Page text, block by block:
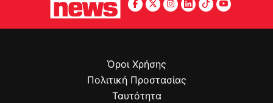
Όροι Χρήσης
Πολιτική Προστασίας
Ταυτότητα